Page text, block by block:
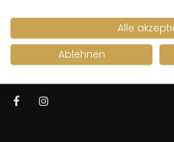
info@karat-bretten.de
Alle
Ablehnen